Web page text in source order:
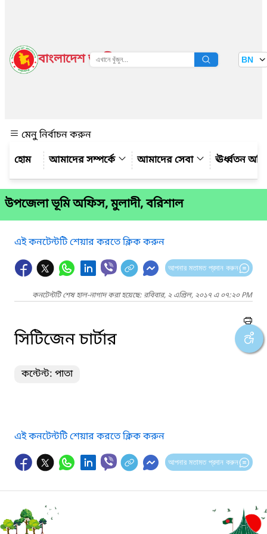
বাংলাদেশ জাতীয় তথ্য বাতায়ন BN
মেনু নির্বাচন করুন
আমাদের সম্পর্কে
আমাদের সেবা ঊর্ধ্বতন
উপজেলা ভূমি অফিস, মুলাদী, বরিশাল
এই কনটেন্টটি শেয়ার করতে ক্লিক করুন
আপনার মতামত প্রদান করুন
কনটেন্টটি শেষ হাল-নাগাদ করা হয়েছে: রবিবার, ২ এপ্রিল, ২০১৭ এ ০৭:২০ PM
সিটিজেন চার্টার
কন্টেন্ট: পাতা
এই কনটেন্টটি শেয়ার করতে ক্লিক করুন
আপনার মতামত প্রদান করুন